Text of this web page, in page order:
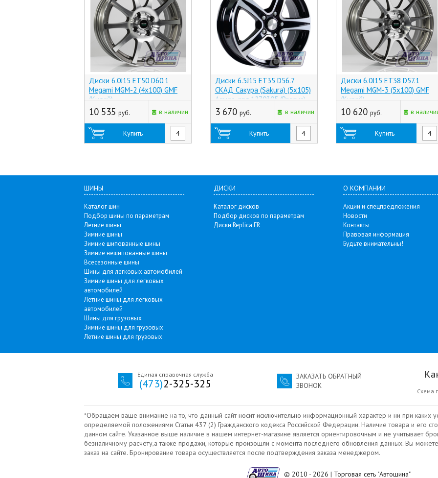
Диски 6.0J15 ET50 D60.1
Megami MGM-2 (4x100) GMF
(Китай)
10 535 руб. в наличии
Купить
Диски 6.5J15 ET35 D56.7
СКАД Сакура (Sakura) (5x105)
Алмаз, арт.1270305 (Россия)
3 670 руб. в наличии
Купить
Диски 6.0J15 ET38 D57.1
Megami MGM-3 (5x100) GMF
(Китай)
10 620 руб. в
Купить
ШИНЫ
Каталог шин
Подбор шины по параметрам
Летние шины
Зимние шины
Зимние шипованные шины
Зимние нешипованные шины
Всесезонные шины
Шины для легковых автомобилей
Зимние шины для легковых
автомобилей
Летние шины для легковых
автомобилей
Шины для грузовых
Зимние шины для грузовых
Летние шины для грузовых
ДИСКИ
Каталог дисков
Подбор дисков по параметрам
Диски Replica FR
О КОМПАНИИ
Акции и спецпредложения
Новости
Контакты
Правовая информация
Будьте внимательны!
Единая справочная служба
(473)2-325-325
ЗАКАЗАТЬ ОБРАТНЫЙ
ЗВОНОК
Схема
*Обращаем ваше внимание на то, что данный сайт носит исключительно информационный характер и ни при каких
определяемой положениями Статьи 437 (2) Гражданского кодекса Российской Федерации. Наличие товара и его
данном сайте. Указанное выше наличие в нашем интернет-магазине является ориентировочным и не учитывает
безналичному расчету‚а также продажи, которые произошли с момента последнего обновления данных. Вы
заказ на сайте. Бронирование товара осуществляется после подтверждения заказа менеджером.
© 2010 - 2026 | Торговая сеть "Автошина"